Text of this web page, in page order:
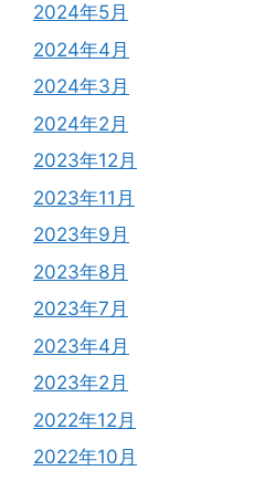
2024年5月
2024年4月
2024年3月
2024年2月
2023年12月
2023年11月
2023年9月
2023年8月
2023年7月
2023年4月
2023年2月
2022年12月
2022年10月